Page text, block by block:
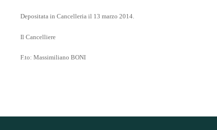
Depositata in Cancelleria il 13 marzo 2014.
Il Cancelliere
F.to: Massimiliano BONI